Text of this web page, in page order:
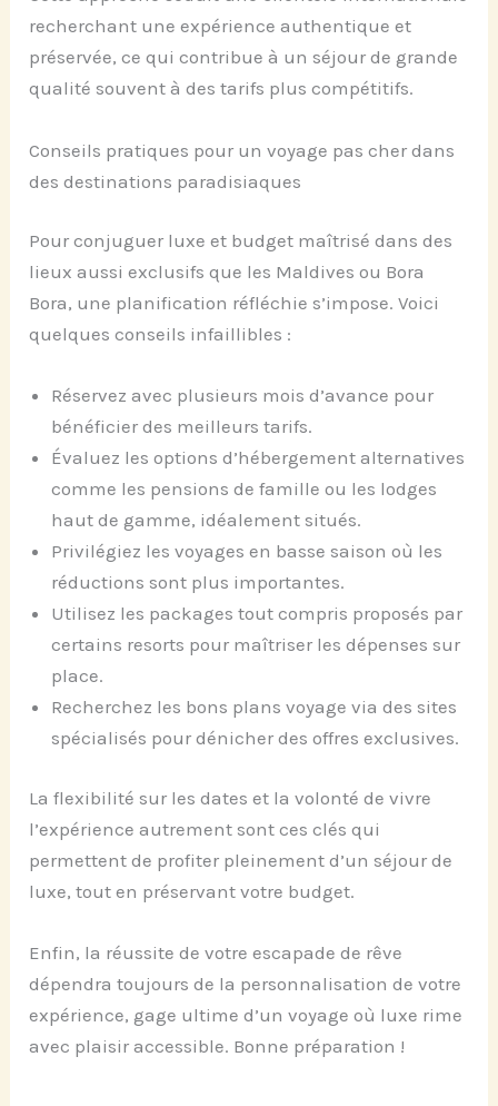
recherchant une expérience authentique et
préservée, ce qui contribue à un séjour de grande
qualité souvent à des tarifs plus compétitifs.
Conseils pratiques pour un voyage pas cher dans
des destinations paradisiaques
Pour conjuguer luxe et budget maîtrisé dans des
lieux aussi exclusifs que les Maldives ou Bora
Bora, une planification réfléchie s’impose. Voici
quelques conseils infaillibles :
Réservez avec plusieurs mois d’avance pour
bénéficier des meilleurs tarifs.
Évaluez les options d’hébergement alternatives
comme les pensions de famille ou les lodges
haut de gamme, idéalement situés.
Privilégiez les voyages en basse saison où les
réductions sont plus importantes.
Utilisez les packages tout compris proposés par
certains resorts pour maîtriser les dépenses sur
place.
Recherchez les bons plans voyage via des sites
spécialisés pour dénicher des offres exclusives.
La flexibilité sur les dates et la volonté de vivre
l’expérience autrement sont ces clés qui
permettent de profiter pleinement d’un séjour de
luxe, tout en préservant votre budget.
Enfin, la réussite de votre escapade de rêve
dépendra toujours de la personnalisation de votre
expérience, gage ultime d’un voyage où luxe rime
avec plaisir accessible. Bonne préparation !